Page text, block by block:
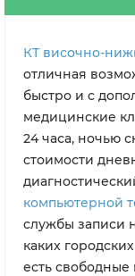
КТ височно-
отличная
быстро и с
медицинские
24 часа, ночью
стоимости
компьютерной
службы записи
каких
есть свободные